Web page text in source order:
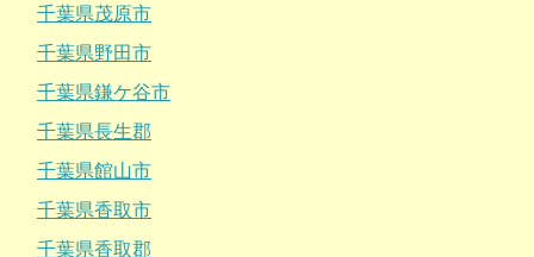
千葉県茂原市
千葉県野田市
千葉県鎌ケ谷市
千葉県長生郡
千葉県館山市
千葉県香取市
千葉県香取郡